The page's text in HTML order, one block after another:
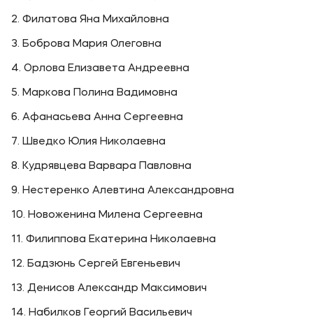
2. Филатова Яна Михайловна
3. Боброва Мария Олеговна
4. Орлова Елизавета Андреевна
5. Маркова Полина Вадимовна
6. Афанасьева Анна Сергеевна
7. Шведко Юлия Николаевна
8. Кудрявцева Варвара Павловна
9. Нестеренко Алевтина Александровна
10. Новоженина Милена Сергеевна
11. Филиппова Екатерина Николаевна
12. Бадзюнь Сергей Евгеньевич
13. Денисов Александр Максимович
14. Набилков Георгий Васильевич